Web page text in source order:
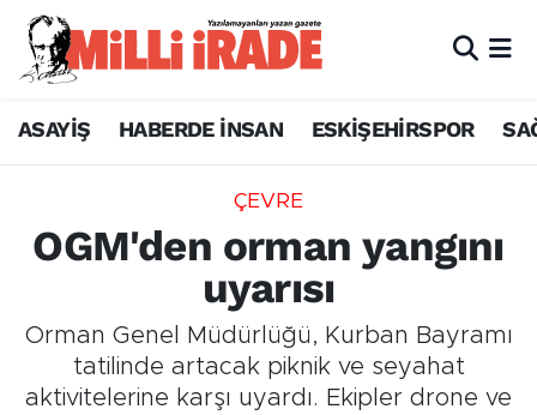
ASAYİŞ HABERDE İNSAN ESKİŞEHİRSPOR
ÇEVRE
OGM'den orman yangını
uyarısı
Orman Genel Müdürlüğü, Kurban Bayramı
tatilinde artacak piknik ve seyahat
aktivitelerine karşı uyardı. Ekipler drone ve